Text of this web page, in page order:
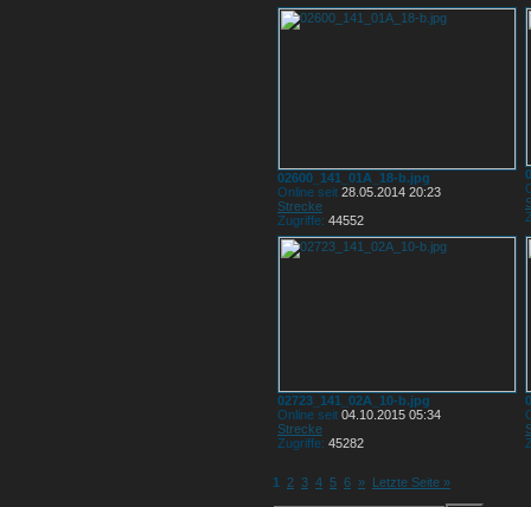
02600_141_01A_18-b.jpg
Online seit 28.05.2014 20:23
Strecke
Zugriffe: 44552
02723_141_02A_10-b.jpg
Online seit 04.10.2015 05:34
Strecke
Zugriffe: 45282
1 2 3 4 5 6 » Letzte Seite »